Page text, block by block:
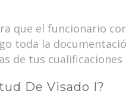
que el funcionario
toda la
de tus cualificaciones
De Visado I?